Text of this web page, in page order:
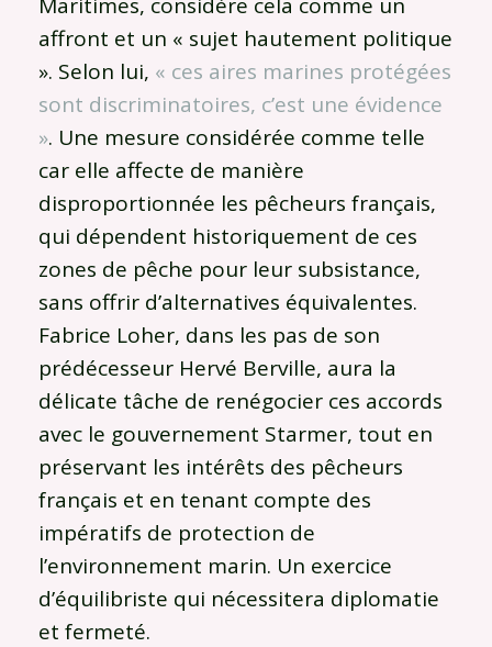
affront et un « sujet hautement politique
». Selon lui, « ces aires marines protégées
sont discriminatoires, c’est une évidence
». Une mesure considérée comme telle
car elle affecte de manière
disproportionnée les pêcheurs français,
qui dépendent historiquement de ces
zones de pêche pour leur subsistance,
sans offrir d’alternatives équivalentes.
Fabrice Loher, dans les pas de son
prédécesseur Hervé Berville, aura la
délicate tâche de renégocier ces accords
avec le gouvernement Starmer, tout en
préservant les intérêts des pêcheurs
français et en tenant compte des
impératifs de protection de
l’environnement marin. Un exercice
d’équilibriste qui nécessitera diplomatie
et fermeté.